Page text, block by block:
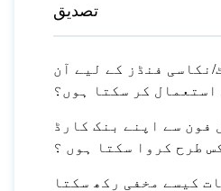
تصدیق
نکاسی فنڈز کے لیے آن
استعمال کر سکتا ہوں؟
فون سے اپنے بنک کارڈ
طرح کروا سکتا ہوں ؟
کیسے مخفی رکھ سکتا